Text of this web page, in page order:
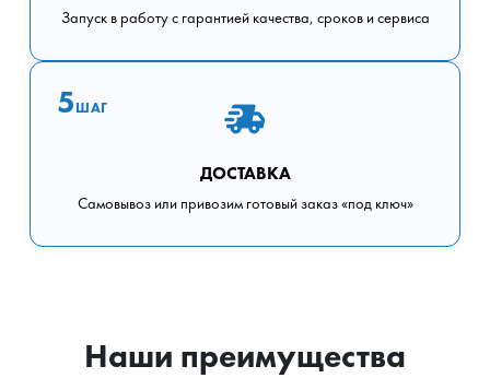
Запуск в работу с гарантией качества, сроков и сервиса
5ШАГ
ДОСТАВКА
Самовывоз или привозим готовый заказ «под ключ»
Наши преимущества